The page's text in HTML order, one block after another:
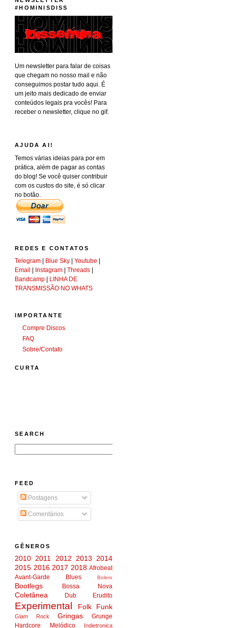
#HOMINISDISS
Um newsletter para falar de coisas
que chegam no nosso mail e não
conseguimos postar tudo aqui. É
um jeito mais dedicado de enviar
conteúdos legais pra vocês! Para
receber o newsletter, clique no gif.
AJUDA AI!
Temos várias ideias para por em
prática, além de pagar as contas
do blog! Se você quiser contribuir
com os custos do site, é só clicar
no botão.
REDES E CONTATOS
Telegram | Blue Sky |Youtube |
Email | Instagram |Threads |
Bandcamp | LINHA DE
TRANSMISSÃO NO WHATS
IMPORTANTE
Compre Discos
FAQ
Sobre/Contato
CURTA
SEARCH
FEED
Postagens
Comentários
GÊNEROS
2010 2011 2012 2013 2014
2015 2016 2017 2018 Afrobeat
Avant-Garde
Blues Bolero
Bootlegs Bossa Nova
Coletânea Dub Erudito
Experimental Folk Funk
Glam Rock Gringas
Grunge
Hardcore Melódico
Indietronica